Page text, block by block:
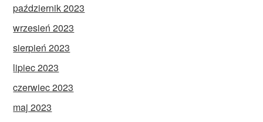
październik 2023
wrzesień 2023
sierpień 2023
lipiec 2023
czerwiec 2023
maj 2023